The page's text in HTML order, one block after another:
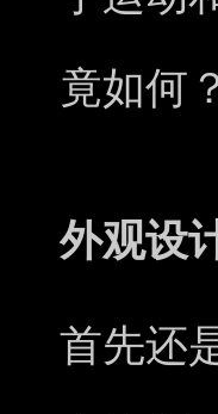
竟如何
外观设
首先还